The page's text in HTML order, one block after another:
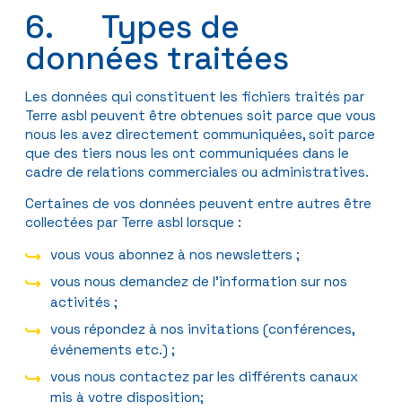
6. Types de
données traitées
Les données qui constituent les fichiers traités par
Terre asbl peuvent être obtenues soit parce que vous
nous les avez directement communiquées, soit parce
que des tiers nous les ont communiquées dans le
cadre de relations commerciales ou administratives.
Certaines de vos données peuvent entre autres être
collectées par Terre asbl lorsque :
vous vous abonnez à nos newsletters ;
vous nous demandez de l’information sur nos
activités ;
vous répondez à nos invitations (conférences,
événements etc.) ;
vous nous contactez par les différents canaux
mis à votre disposition;